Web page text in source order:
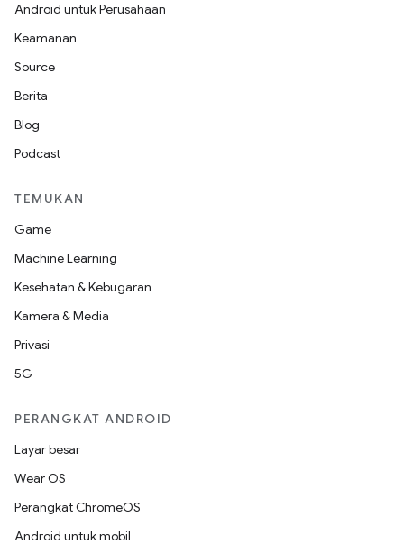
Android untuk Perusahaan
Keamanan
Source
Berita
Blog
Podcast
TEMUKAN
Game
Machine Learning
Kesehatan & Kebugaran
Kamera & Media
Privasi
5G
PERANGKAT ANDROID
Layar besar
Wear OS
Perangkat ChromeOS
Android untuk mobil